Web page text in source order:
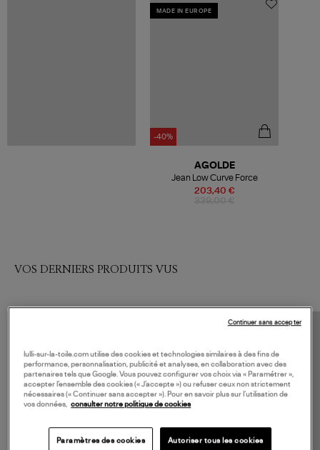
MADE IN EUROPE
-40%
203,40 €
AGOLDE
Jean Low Curve Force
VOS DERNIERS PRODUITS VUS
lulli-sur-la-toile.com utilise des cookies et technologies similaires à des fins de
performance, personnalisation, publicité et analyses, en collaboration avec des
partenaires tels que Google. Vous pouvez configurer vos choix via « Paramétrer »,
accepter l’ensemble des cookies (« J’accepte ») ou refuser ceux non strictement
nécessaires (« Continuer sans accepter »). Pour en savoir plus sur l’utilisation de
vos données, consulter notre politique de cookies
Paramètres des cookies Autoriser tous les cookies
Continuer sans accepter